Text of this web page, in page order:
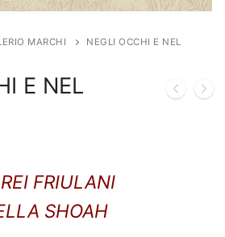
MARCHI
NEGLI OCCHI E NEL
E NEL
FRIULANI
SHOAH